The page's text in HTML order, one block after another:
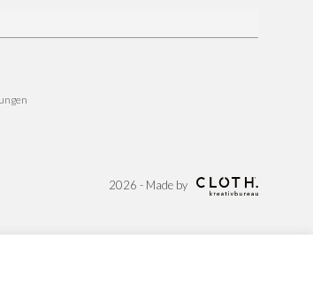
2026 - Made by